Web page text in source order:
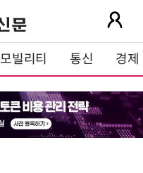
모빌리티 통신 경제